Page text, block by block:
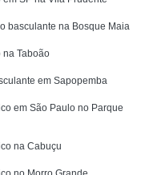
basculante na Bosque Maia
na Taboão
em Sapopemba
em São Paulo no Parque
na Cabuçu